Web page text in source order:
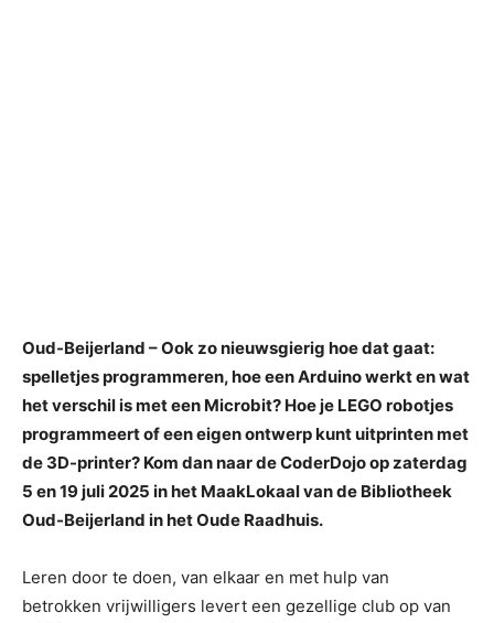
Oud-Beijerland – Ook zo nieuwsgierig hoe dat gaat:
spelletjes programmeren, hoe een Arduino werkt en wat
het verschil is met een Microbit? Hoe je LEGO robotjes
programmeert of een eigen ontwerp kunt uitprinten met
de 3D-printer? Kom dan naar de CoderDojo op zaterdag
5 en 19 juli 2025 in het MaakLokaal van de Bibliotheek
Oud-Beijerland in het Oude Raadhuis.
Leren door te doen, van elkaar en met hulp van
betrokken vrijwilligers levert een gezellige club op van